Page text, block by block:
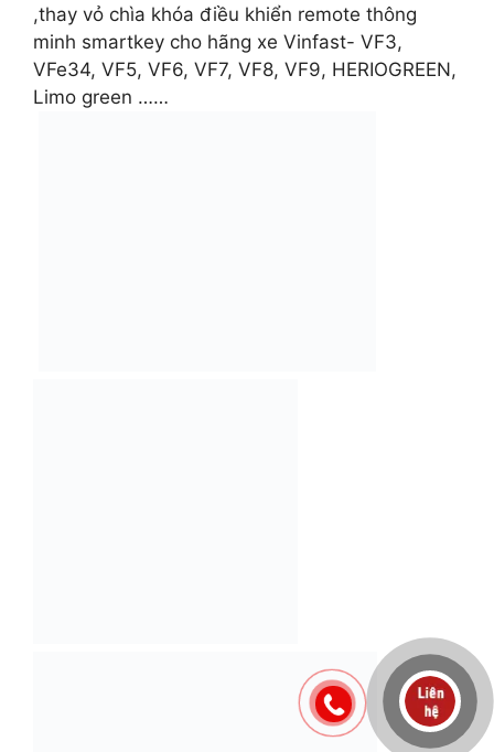
,thay vỏ chìa khóa điều khiển remote thông
minh smartkey cho hãng xe Vinfast- VF3,
VFe34, VF5, VF6, VF7, VF8, VF9, HERIOGREEN,
Limo green ……